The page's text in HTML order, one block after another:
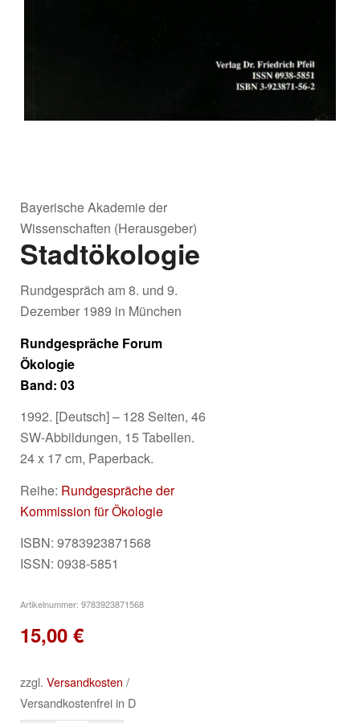
Bayerische Akademie der
Wissenschaften (Herausgeber)
Stadtökologie
Rundgespräch am 8. und 9.
Dezember 1989 in München
Rundgespräche Forum
Ökologie
Band: 03
1992. [Deutsch] – 128 Seiten, 46
SW-Abbildungen, 15 Tabellen.
24 x 17 cm, Paperback.
Reihe: Rundgespräche der
Kommission für Ökologie
ISBN: 9783923871568
ISSN: 0938-5851
Artikelnummer: 9783923871568
15,00 €
zzgl. Versandkosten /
Versandkostenfrei in D